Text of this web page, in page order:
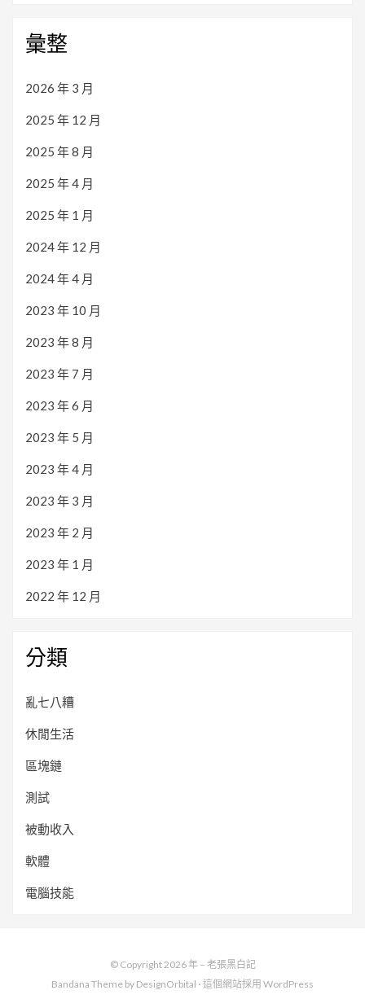
彙整
2026 年 3 月
2025 年 12 月
2025 年 8 月
2025 年 4 月
2025 年 1 月
2024 年 12 月
2024 年 4 月
2023 年 10 月
2023 年 8 月
2023 年 7 月
2023 年 6 月
2023 年 5 月
2023 年 4 月
2023 年 3 月
2023 年 2 月
2023 年 1 月
2022 年 12 月
分類
亂七八糟
休閒生活
區塊鏈
測試
被動收入
軟體
電腦技能
© Copyright 2026 年 – 老張黑白記
Bandana Theme by DesignOrbital ⋅ 這個網站採用 WordPress